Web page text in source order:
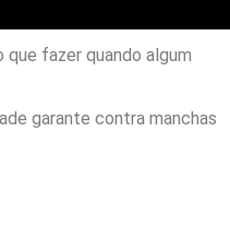
fazer quando algum
garante contra manchas